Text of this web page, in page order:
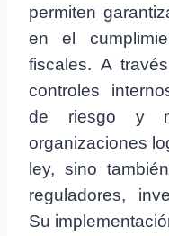
permiten
en el
fiscales. A
controles
de riesgo y
organizaciones
ley, sino
reguladores,
Su